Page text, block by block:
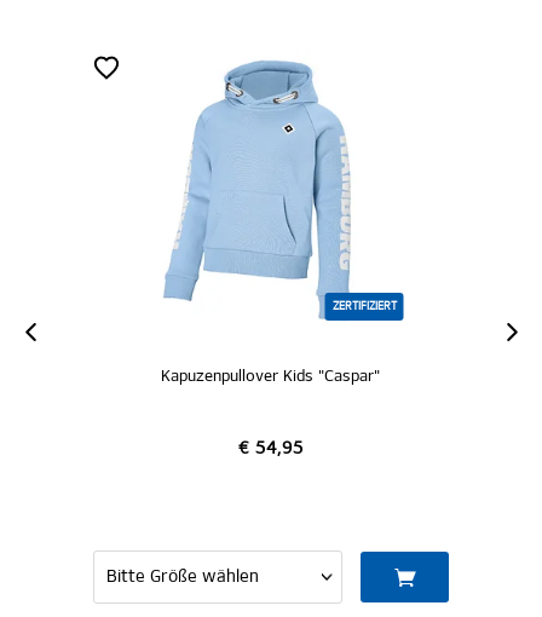
ZERTIFIZIERT
Kapuzenpullover Kids "Caspar"
€ 54,95